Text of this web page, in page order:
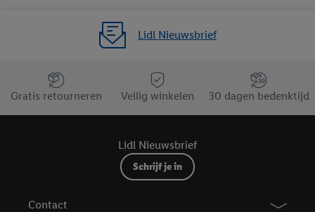
Lidl Nieuwsbrief
Jouw voordelen bij ons als Lidl webshop klant
Gratis retourneren
Veilig winkelen 30 dagen bedenktijd
Lidl Nieuwsbrief
Schrijf je in
Contact